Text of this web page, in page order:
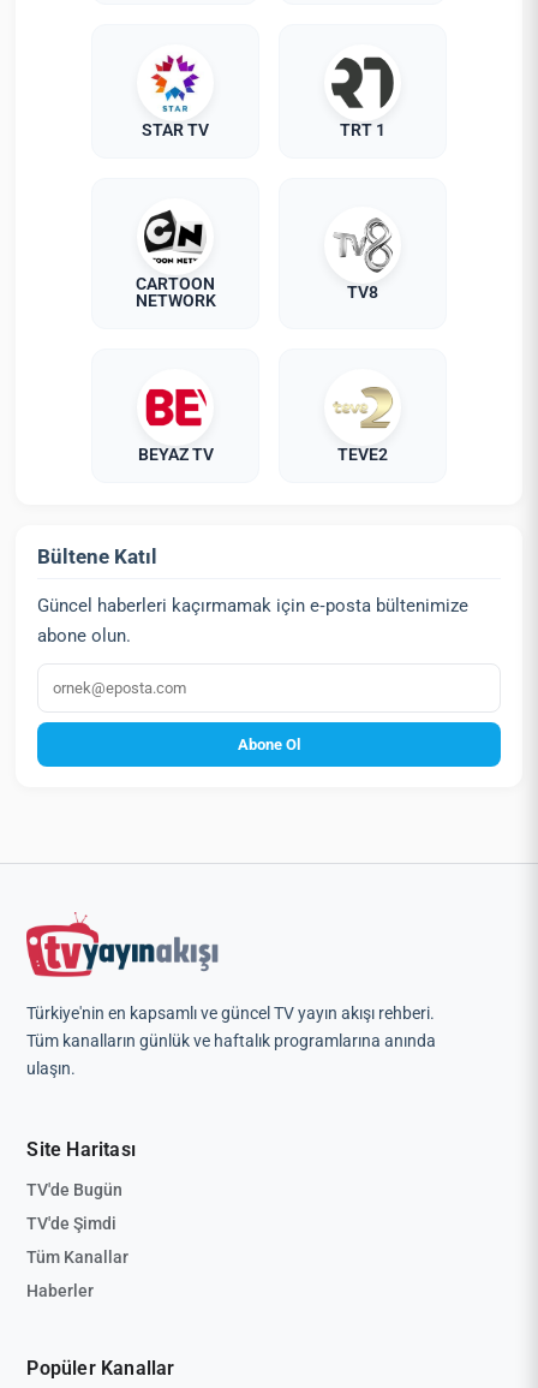
STAR TV TRT 1
CARTOON
NETWORK
TV8
BEYAZ TV TEVE2
Bültene Katıl
Güncel haberleri kaçırmamak için e‑posta bültenimize
abone olun.
E‑posta
Abone Ol
Türkiye'nin en kapsamlı ve güncel TV yayın akışı rehberi.
Tüm kanalların günlük ve haftalık programlarına anında
ulaşın.
Site Haritası
TV'de Bugün
TV'de Şimdi
Tüm Kanallar
Haberler
Popüler Kanallar